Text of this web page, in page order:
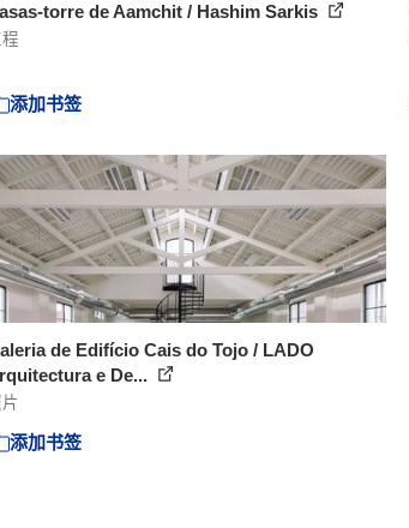
torre de Aamchit / Hashim Sarkis
添加书签
de Edifício Cais do Tojo / LADO
e De...
添加书签